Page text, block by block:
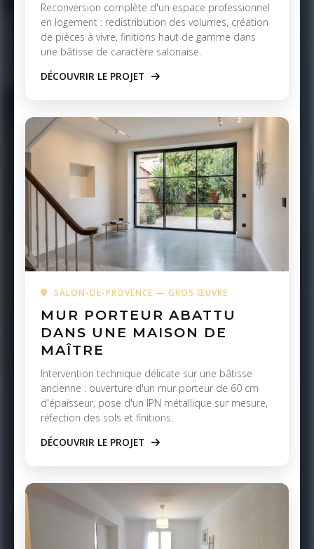
Reconversion complète d'un espace professionnel
en logement : redistribution des volumes, création
de pièces à vivre, finitions haut de gamme dans
une bâtisse de caractère salonaise.
DÉCOUVRIR LE PROJET
SALON-DE-PROVENCE — GROS ŒUVRE
MUR PORTEUR ABATTU
DANS UNE MAISON DE
MAÎTRE
Intervention technique délicate sur une bâtisse
ancienne : ouverture d'un mur porteur de 60 cm
d'épaisseur, pose d'un IPN métallique sur mesure,
réfection des sols et finitions.
DÉCOUVRIR LE PROJET